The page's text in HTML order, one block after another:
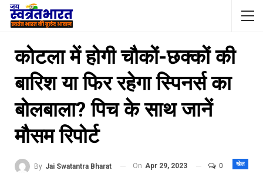
कोटला में होगी चौकों-छक्कों की
बारिश या फिर रहेगा स्पिनर्स का
बोलबाला? पिच के साथ जानें
मौसम रिपोर्ट
खेल
By Jai Swatantra Bharat On Apr 29, 2023 0